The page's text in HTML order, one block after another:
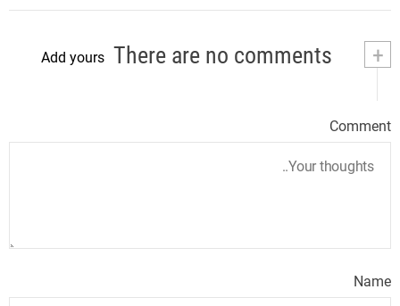
+
Add yours
Comment
Name